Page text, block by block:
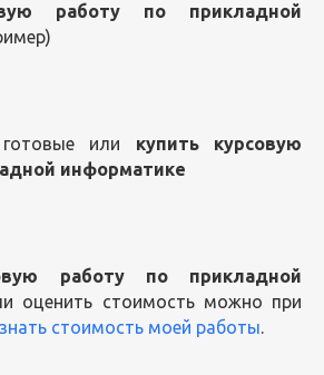
работу по прикладной
готовые или купить курсовую
информатике
работу по прикладной
оценить стоимость можно при
стоимость моей работы.